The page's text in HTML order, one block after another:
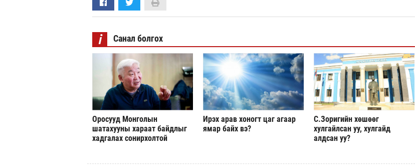
i Санал болгох
Оросууд Монголын
шатахууны хараат байдлыг
хадгалах сонирхолтой
Ирэх арав хоногт цаг агаар
ямар байх вэ?
С.Зоригийн хөшөөг
хулгайлсан уу, хулгайд
алдсан уу?